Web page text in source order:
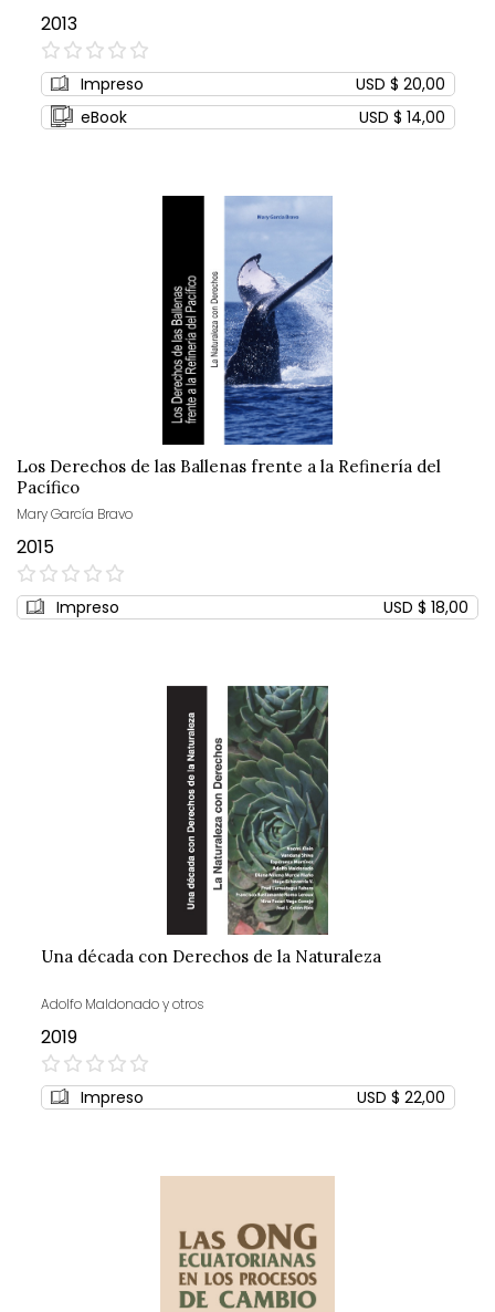
2013
0%
Impreso
USD $ 20,00
eBook
USD $ 14,00
Los Derechos de las Ballenas frente a la Refinería del
Pacífico
Mary García Bravo
2015
0%
Impreso USD $ 18,00
Una década con Derechos de la Naturaleza
Adolfo Maldonado y otros
2019
0%
Impreso USD $ 22,00